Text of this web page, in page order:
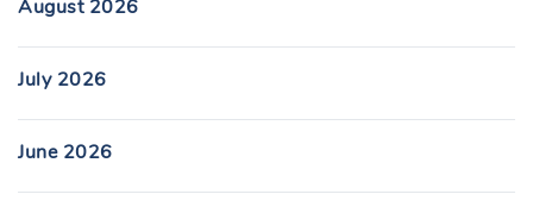
August 2026
July 2026
June 2026